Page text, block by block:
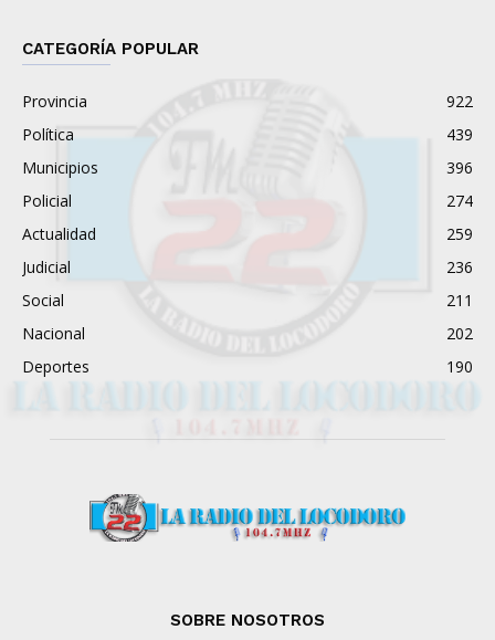
CATEGORÍA POPULAR
Provincia
922
Política
439
Municipios
396
Policial
274
Actualidad
259
Judicial
236
Social
211
Nacional
202
Deportes
190
SOBRE NOSOTROS